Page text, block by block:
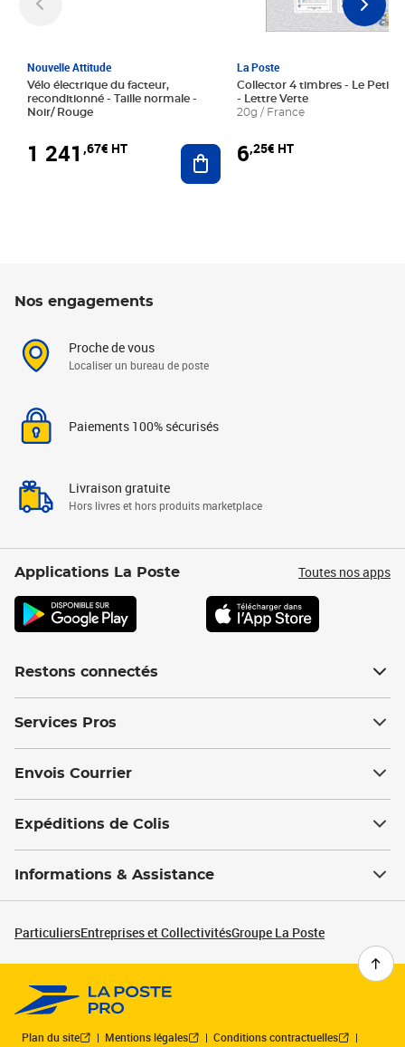
Nouvelle Attitude
Vélo électrique du facteur,
reconditionné - Taille normale -
Noir/ Rouge
1 241 ,67€ HT Ajouter au panier
La Poste
Collector 4 timbres - Le Petit
- Lettre Verte
20g / France
6,25€ HT
Nos engagements
Proche de vous
Localiser un bureau de poste
Paiements 100% sécurisés
Livraison gratuite
Hors livres et hors produits marketplace
Applications La Poste Toutes nos apps
Restons connectés
Services Pros
Envois Courrier
Expéditions de Colis
Informations & Assistance
ParticuliersEntreprises et CollectivitésGroupe La Poste
Plan du site Mentions légales
Conditions contractuelles